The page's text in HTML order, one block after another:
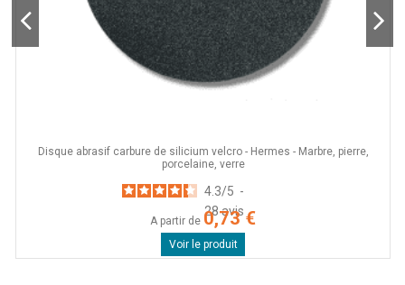
Disque abrasif carbure de silicium velcro - Hermes - Marbre, pierre,
porcelaine, verre
4.3/5 -
28avis
A partir de 0,73 €
Voir le produit